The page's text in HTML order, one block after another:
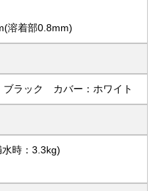
溶着部0.8mm)
ラック カバー：ホワイト
時：3.3kg)